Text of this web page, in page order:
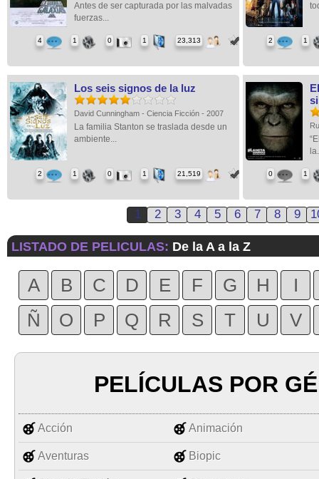
Antes de ser capturada por las malvadas
fuerzas...
4 1 0 1 23,313 2 1
Los seis signos de la luz
David Cunningham - Ciencia Ficción - 2007
La familia Stanton se traslada desde un
ambiente...
2 1 0 1 21,519 0 1
1 2 3 4 5 6 7 8 9
LISTADO DE PELICULAS: De la A a la Z
A B C D E F G H
I
Ñ
O P Q R S T U V
PELÍCULAS POR
Acción Animación
Aventuras Biopic